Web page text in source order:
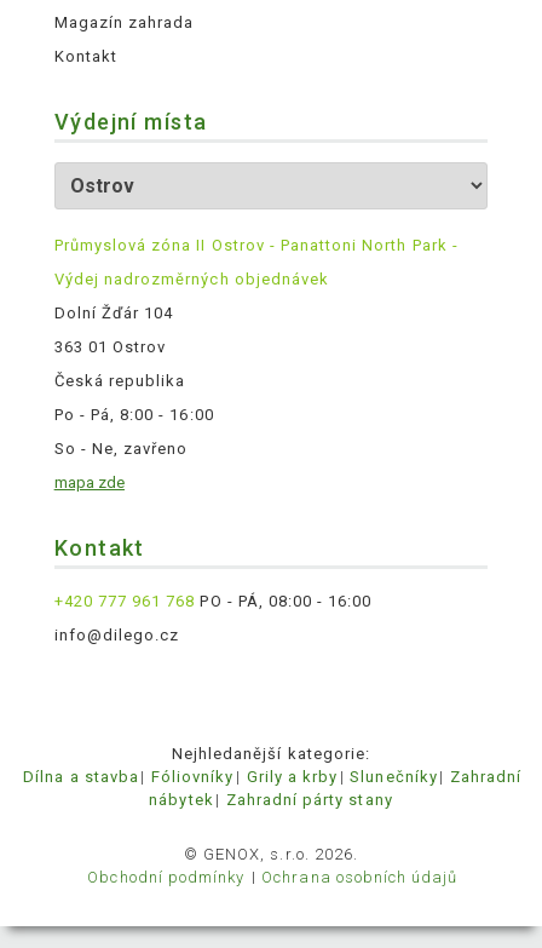
Magazín zahrada
Kontakt
Výdejní místa
Průmyslová zóna II Ostrov - Panattoni North Park -
Výdej nadrozměrných objednávek
Dolní Žďár 104
363 01 Ostrov
Česká republika
Po - Pá, 8:00 - 16:00
So - Ne, zavřeno
mapa zde
Kontakt
+420 777 961 768 PO - PÁ, 08:00 - 16:00
info@dilego.cz
Nejhledanější kategorie:
Dílna a stavba
Fóliovníky Grily a krby Slunečníky
Zahradní
nábytek
Zahradní párty stany
© GENOX, s.r.o. 2026.
Obchodní podmínky
Ochrana osobních údajů